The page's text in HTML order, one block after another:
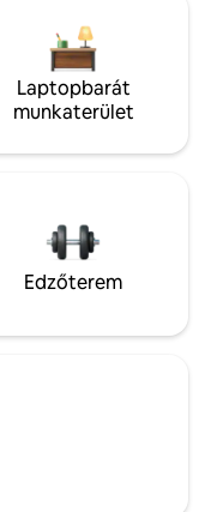
Laptopbarát
munkaterület
Edzőterem